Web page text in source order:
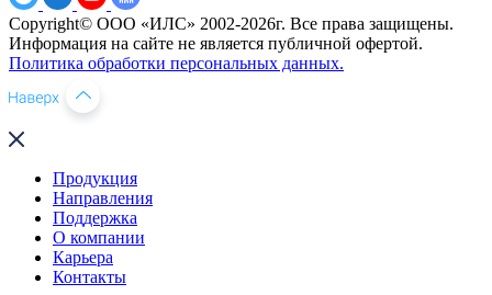
Copyright© ООО «ИЛС» 2002-2026г. Все права защищены.
Информация на сайте не является публичной офертой.
Политика обработки персональных данных.
Продукция
Направления
Поддержка
О компании
Карьера
Контакты